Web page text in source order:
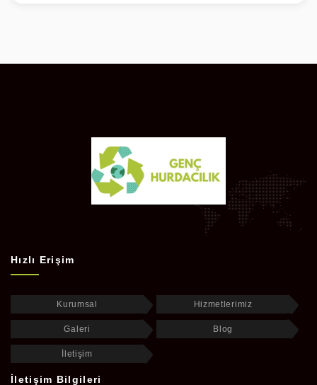
Hızlı Erişim
Kurumsal Hizmetlerimiz
Galeri Blog
İletişim
İletişim Bilgileri